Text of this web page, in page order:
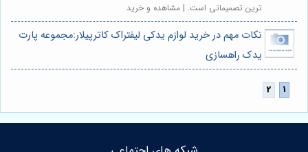
ترین تصمیماتی است. | مشاهده و خرید
نکات مهم در خرید لوازم یدکی لیفتراک کاترپیلار:مجموعه پارت
یدک راهسازی